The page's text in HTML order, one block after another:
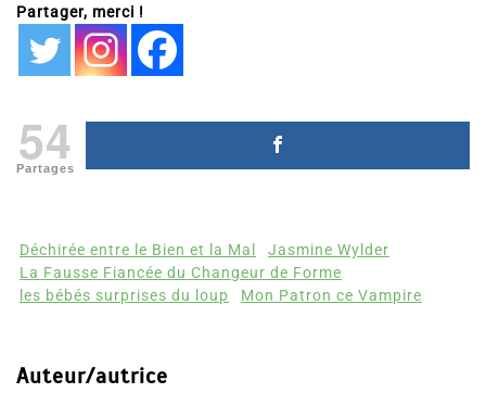
Partager, merci !
54
Partages
Déchirée entre le Bien et la Mal
Jasmine Wylder
La Fausse Fiancée du Changeur de Forme
les bébés surprises du loup
Mon Patron ce Vampire
Auteur/autrice